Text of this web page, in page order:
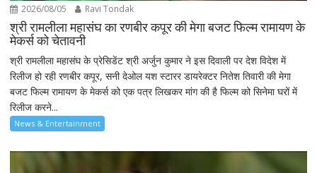
2026/08/05 Ravi Tondak
श्री रामलीला महासंघ का रणबीर कपूर की मेगा बजट फिल्म रामायण के
मेकर्स को चेतावनी
श्री रामलीला महासंघ के प्रेसिडेंट श्री अर्जुन कुमार ने इस दिवाली पर देश विदेश में
रिलीज हो रही रणबीर कपूर, सनी देओल यश स्टारर डायरेक्टर नितेश तिवारी की मेगा
बजट फिल्म रामायण के मेकर्स को एक पत्र लिखकर मांग की है फिल्म को सिनेमा घरों में
रिलीज करने...
News & Entertainment